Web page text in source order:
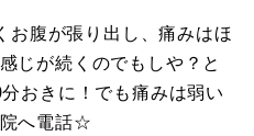
腹が張り出し、痛みはほ
じが続くのでもしや？と
おきに！でも痛みは弱い
院へ電話☆